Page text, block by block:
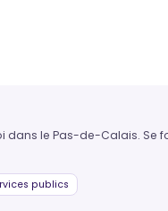
le Pas-de-Calais. Se
publics